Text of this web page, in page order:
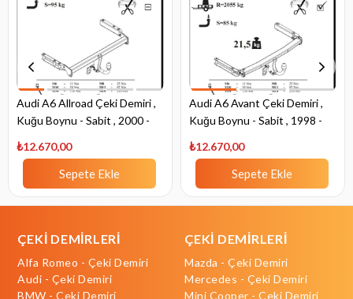
Audi A6 Allroad Çeki Demiri ,
Kuğu Boynu - Sabit , 2000 -
₺12.670,00
Sepete Ekle
Audi A6 Avant Çeki Demiri ,
Kuğu Boynu - Sabit , 1998 -
₺12.670,00
Sepete Ekle
ÇEKİ DEMİRLERİ
Alfa Romeo - Çeki Demiri
Audi - Çeki Demiri
BMW - Çeki Demiri
ÇEKİ DEMİRLERİ
Mazda - Çeki Demiri
Mercedes - Çeki Demiri
Mini Cooper - Çeki Demiri